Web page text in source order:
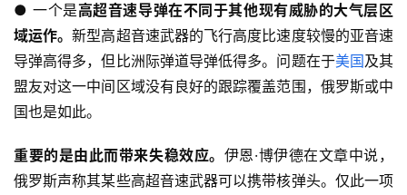
● 一个是高超音速导弹在不同于其他现有威胁的大气层区
域运作。新型高超音速武器的飞行高度比速度较慢的亚音速
导弹高得多，但比洲际弹道导弹低得多。问题在于美国及其
盟友对这一中间区域没有良好的跟踪覆盖范围，俄罗斯或中
国也是如此。
重要的是由此而带来失稳效应。 伊恩·博伊德在文章中说，
俄罗斯声称其某些高超音速武器可以携带核弹头。仅此一项